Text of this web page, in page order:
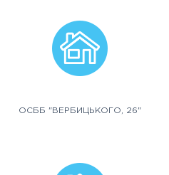
ОСББ "ВЕРБИЦЬКОГО, 26"